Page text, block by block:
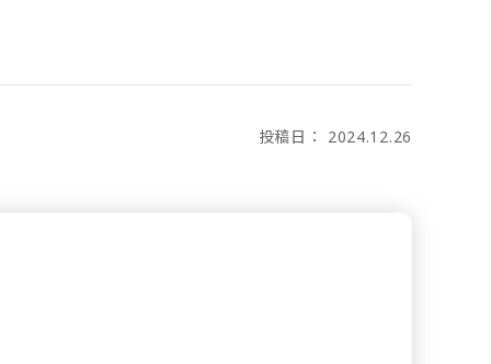
投稿日： 2024.12.26